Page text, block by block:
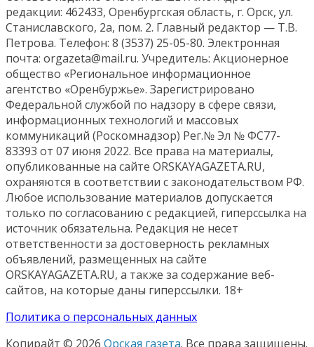
редакции: 462433, Оренбургская область, г. Орск, ул.
Станиславского, 2а, пом. 2. Главный редактор — Т.В.
Петрова. Телефон: 8 (3537) 25-05-80. Электронная
почта: orgazeta@mail.ru. Учредитель: Акционерное
общество «Региональное информационное
агентство «Оренбуржье». Зарегистрировано
Федеральной службой по надзору в сфере связи,
информационных технологий и массовых
коммуникаций (Роскомнадзор) Рег.№ Эл № ФС77-
83393 от 07 июня 2022. Все права на материалы,
опубликованные на сайте ORSKAYAGAZETA.RU,
охраняются в соответствии с законодательством РФ.
Любое использование материалов допускается
только по согласованию с редакцией, гиперссылка на
источник обязательна. Редакция не несет
ответственности за достоверность рекламных
объявлений, размещенных на сайте
ORSKAYAGAZETA.RU, а также за содержание веб-
сайтов, на которые даны гиперссылки. 18+
Политика о персональных данных
Копирайт © 2026 Орская газета. Все права защищены.